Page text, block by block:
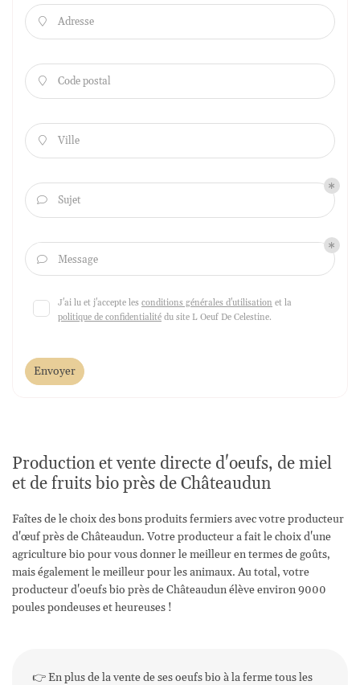
 Adresse
 Code postal
 Ville
 Sujet
 Message
J'ai lu et j'accepte les conditions générales d'utilisation et la
politique de confidentialité du site L Oeuf De Celestine.
Envoyer
Production et vente directe d'oeufs, de miel
et de fruits bio près de Châteaudun
Faîtes de le choix des bons produits fermiers avec votre producteur
d'œuf près de Châteaudun. Votre producteur a fait le choix d'une
agriculture bio pour vous donner le meilleur en termes de goûts,
mais également le meilleur pour les animaux. Au total, votre
producteur d'oeufs bio près de Châteaudun élève environ 9000
poules pondeuses et heureuses !
👉 En plus de la vente de ses oeufs bio à la ferme tous les